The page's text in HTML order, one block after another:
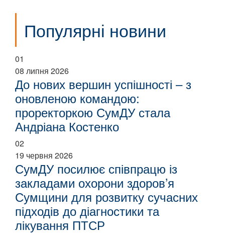
Популярні новини
01
08 липня 2026
До нових вершин успішності – з
оновленою командою:
проректоркою СумДУ стала
Андріана Костенко
02
19 червня 2026
СумДУ посилює співпрацю із
закладами охорони здоров’я
Сумщини для розвитку сучасних
підходів до діагностики та
лікування ПТСР